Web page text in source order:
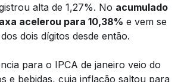
alta de 1,27%. No acumulado
acelerou para 10,38% e vem se
dois dígitos desde então.
para o IPCA de janeiro veio do
e bebidas, cuja inflação saltou para